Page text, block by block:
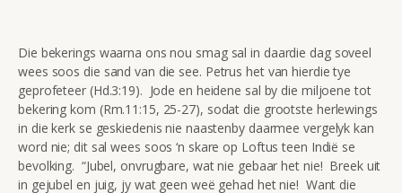
Die bekerings waarna ons nou smag sal in daardie dag soveel
wees soos die sand van die see. Petrus het van hierdie tye
geprofeteer (Hd.3:19). Jode en heidene sal by die miljoene tot
bekering kom (Rm.11:15, 25-27), sodat die grootste herlewings
in die kerk se geskiedenis nie naastenby daarmee vergelyk kan
word nie; dit sal wees soos ‘n skare op Loftus teen Indië se
bevolking. “Jubel, onvrugbare, wat nie gebaar het nie! Breek uit
in gejubel en juig, jy wat geen weë gehad het nie! Want die